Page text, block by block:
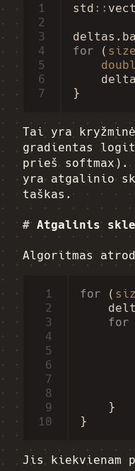
1
2
3
4
5
6
7
std ::
deltas .
for
(
}
Tai yra
gradientas
prieš softmax).
yra atgalinio
taškas.
#Atgalinis
Algoritmas
1
2
3
4
5
6
7
8
9
10
for (
for
}
}
Jis kiekvienam